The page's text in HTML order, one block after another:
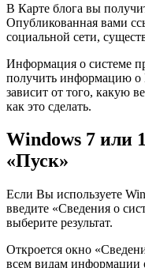
В Карте блога вы
Опубликованная вами
социальной сети,
Информация о системе
получить информацию о
зависит от того, какую
как это сделать.
Windows 7 или
«Пуск»
Если Вы используете
введите «Сведения о
выберите результат.
Откроется окно
всем видам информации